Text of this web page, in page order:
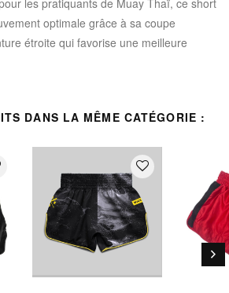
les pratiquants de Muay Thaï, ce short
optimale grâce à sa coupe
étroite qui favorise une meilleure
une respiration optimisée
de gamme
une durabilité accrue
DANS LA MÊME CATÉGORIE :
favorite_border
keyboard_arrow_right